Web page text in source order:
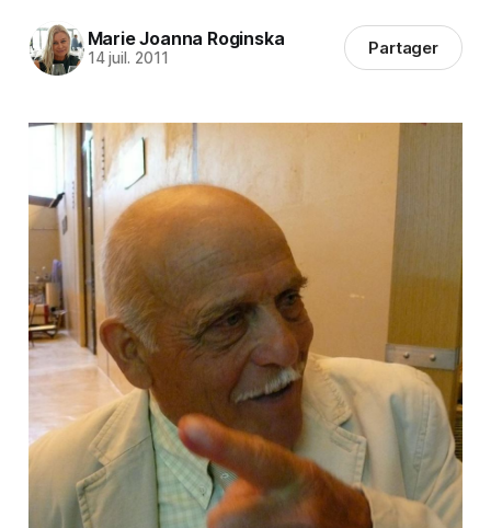
Marie Joanna Roginska
14 juil. 2011 Partager